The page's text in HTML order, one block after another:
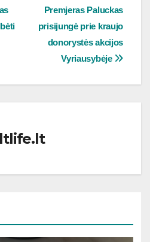
Premjeras Paluckas
prisijungė prie kraujo
donorystės akcijos
Vyriausybėje
ltlife.lt